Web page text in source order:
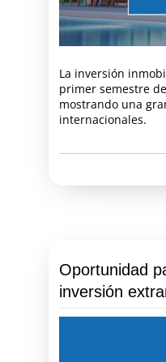
La inversión
primer semestre
mostrando una
internacionales.
Oportunidad
inversión